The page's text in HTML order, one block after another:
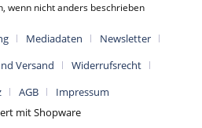
wenn nicht anders beschrieben
Mediadaten
Newsletter
Versand
Widerrufsrecht
AGB
Impressum
mit Shopware